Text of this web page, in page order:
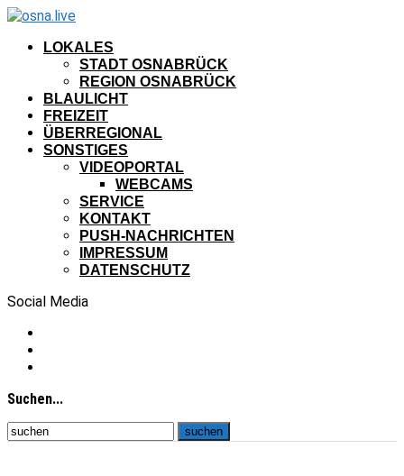
LOKALES
STADT OSNABRÜCK
REGION OSNABRÜCK
BLAULICHT
FREIZEIT
ÜBERREGIONAL
SONSTIGES
VIDEOPORTAL
WEBCAMS
SERVICE
KONTAKT
PUSH-NACHRICHTEN
IMPRESSUM
DATENSCHUTZ
Social Media
Suchen...